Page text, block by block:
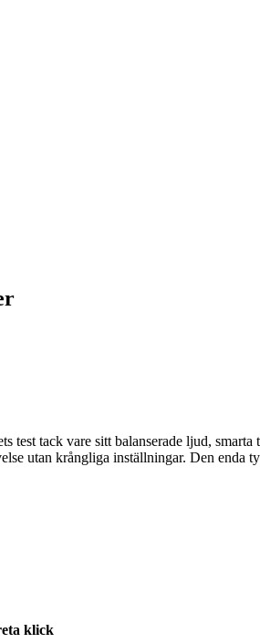
test tack vare sitt balanserade ljud,
utan krångliga inställningar. Den
klick